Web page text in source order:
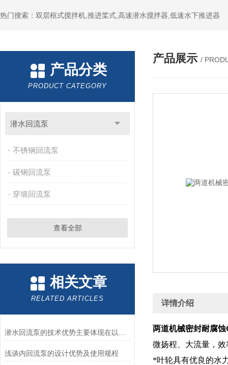
热门搜索：双层框式搅拌机,推进桨式,高速潜水搅拌器,低速水下推进器
产品分类
PRODUCT CATEGORY
潜水回流泵
不锈钢回流泵
碳钢回流泵
穿墙回流泵
查看全部
相关文章
RELATED ARTICLES
浅谈内回流泵的设计优势及使用规程
产品展示 /
详情介绍
两道机械密封耐腐
微扬程、大流量，效
*叶轮具有优良的水